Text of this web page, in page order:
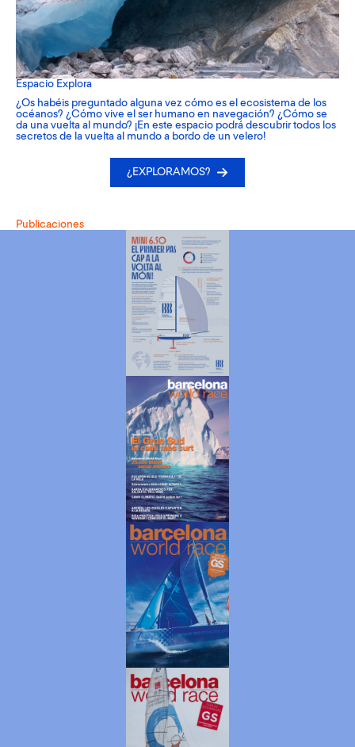
Espacio Explora
¿Os habéis preguntado alguna vez cómo es el ecosistema de los
océanos? ¿Cómo vive el ser humano en navegación? ¿Cómo se
da una vuelta al mundo? ¡En este espacio podrá descubrir todos los
secretos de la vuelta al mundo a bordo de un velero!
¿EXPLORAMOS?
Publicaciones